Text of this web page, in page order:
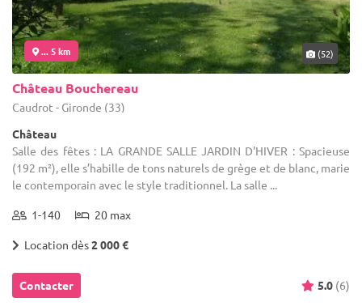
... 5 km (52)
Château Bouchereau
Caudrot - Gironde (33)
Château
Salle des fêtes : LA GRANDE SALLE JARDIN D'HIVER : Spacieuse
(192 m²), elle s’habille de tons naturels de grège et de blanc, marie
le contemporain avec le style traditionnel. La salle ...
1-140 20 max
Location dès2 000 €
Contacter 5.0 (6)